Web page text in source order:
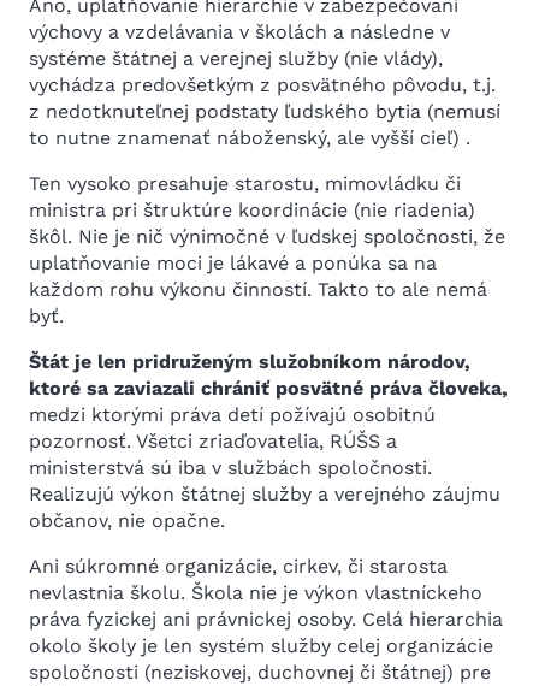
Áno, uplatňovanie hierarchie v zabezpečovaní
výchovy a vzdelávania v školách a následne v
systéme štátnej a verejnej služby (nie vlády),
vychádza predovšetkým z posvätného pôvodu, t.j.
z nedotknuteľnej podstaty ľudského bytia (nemusí
to nutne znamenať náboženský, ale vyšší cieľ) .
Ten vysoko presahuje starostu, mimovládku či
ministra pri štruktúre koordinácie (nie riadenia)
škôl. Nie je nič výnimočné v ľudskej spoločnosti, že
uplatňovanie moci je lákavé a ponúka sa na
každom rohu výkonu činností. Takto to ale nemá
byť.
Štát je len pridruženým služobníkom národov,
ktoré sa zaviazali chrániť posvätné práva človeka,
medzi ktorými práva detí požívajú osobitnú
pozornosť. Všetci zriaďovatelia, RÚŠS a
ministerstvá sú iba v službách spoločnosti.
Realizujú výkon štátnej služby a verejného záujmu
občanov, nie opačne.
Ani súkromné organizácie, cirkev, či starosta
nevlastnia školu. Škola nie je výkon vlastníckeho
práva fyzickej ani právnickej osoby. Celá hierarchia
okolo školy je len systém služby celej organizácie
spoločnosti (neziskovej, duchovnej či štátnej) pre